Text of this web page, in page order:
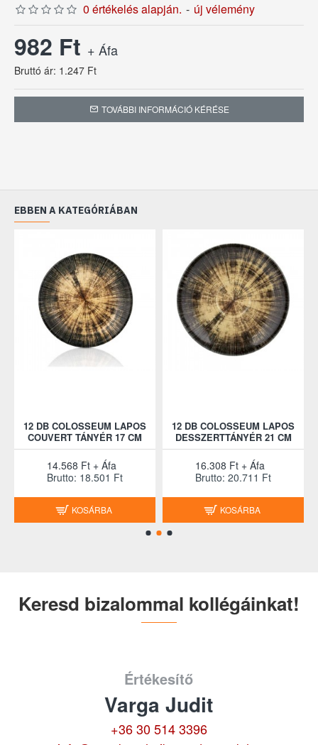
0 értékelés alapján. - új vélemény
982 Ft + Áfa
Bruttó ár: 1.247 Ft
TOVÁBBI INFORMÁCIÓ KÉRÉSE
EBBEN A KATEGÓRIÁBAN
12 DB COLOSSEUM LAPOS
COUVERT TÁNYÉR 17 CM
14.568 Ft + Áfa
Brutto: 18.501 Ft
KOSÁRBA
12 DB COLOSSEUM LAPOS
DESSZERTTÁNYÉR 21 CM
16.308 Ft + Áfa
Brutto: 20.711 Ft
KOSÁRBA
Keresd bizalommal kollégáinkat!
Értékesítő
Varga Judit
+36 30 514 3396